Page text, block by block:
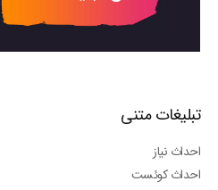
تبلیغات متنی
احداث نیاز
احداث کوئست